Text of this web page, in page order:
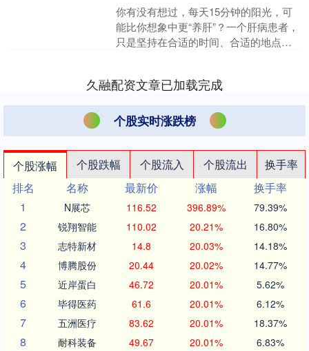
你有没有想过，每天15分钟的阳光，可
能比你想象中更“养肝”？一个肝病患者，
只是坚持在合适的时间、合适的地点晒
久融配资文章已加载完成
个股实时涨跌榜
个股涨幅 个股跌幅 个股流入 个股流出
换手率
排名
名称 最新价 涨幅
换手率
1
N展芯 116.52 396.89% 79.39%
2 锐翔智能 110.02 20.21% 16.80%
3 志特新材 14.8 20.03% 14.18%
4 博腾股份 20.44 20.02% 14.77%
5 近岸蛋白 46.72 20.01% 5.62%
6 毕得医药 61.6 20.01% 6.12%
7 五洲医疗 83.62 20.01% 18.37%
8 耐科装备 49.67 20.01% 6.83%